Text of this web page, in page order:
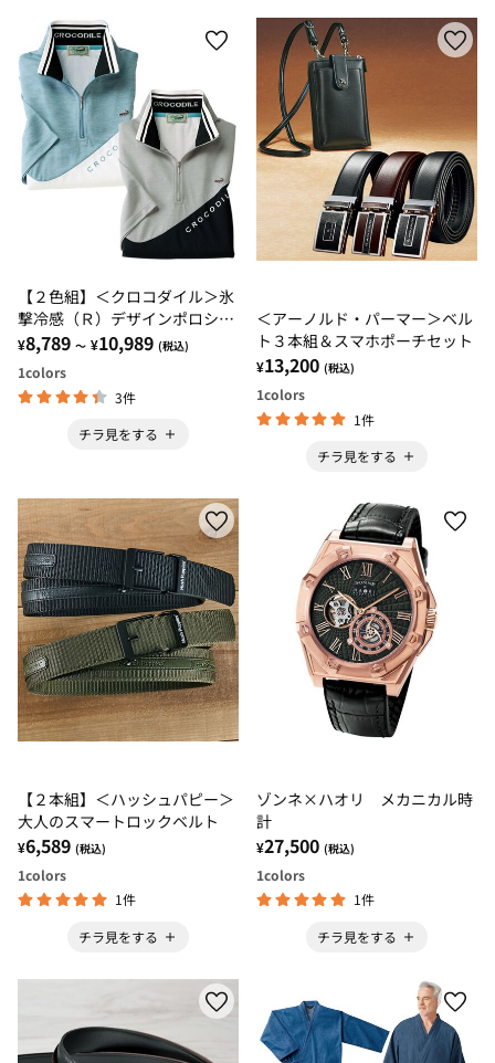
【２色組】＜クロコダイル＞氷
撃冷感（Ｒ）デザインポロシャ
ツ
¥8,789 ～ ¥10,989 (税込)
1colors
3件
チラ見をする
＜アーノルド・パーマー＞ベル
ト３本組＆スマホポーチセット
¥13,200 (税込)
1colors
1件
チラ見をする
【２本組】＜ハッシュパピー＞
大人のスマートロックベルト
¥6,589 (税込)
1colors
1件
チラ見をする
ゾンネ×ハオリ メカニカル時
計
¥27,500 (税込)
1colors
1件
チラ見をする